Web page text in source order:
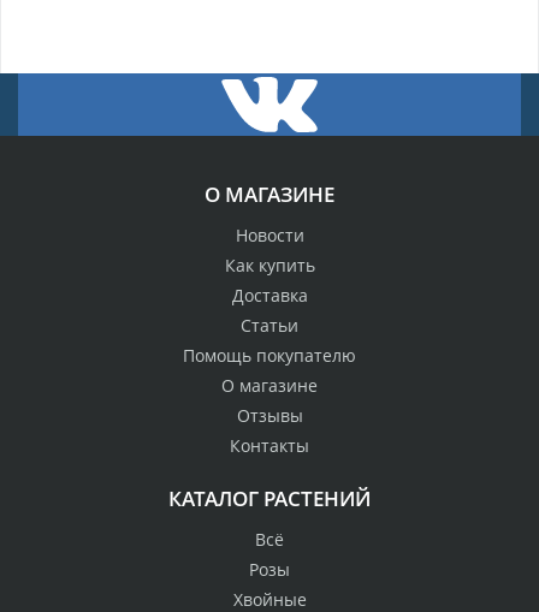
О МАГАЗИНЕ
Новости
Как купить
Доставка
Статьи
Помощь покупателю
О магазине
Отзывы
Контакты
КАТАЛОГ РАСТЕНИЙ
Всё
Розы
Хвойные